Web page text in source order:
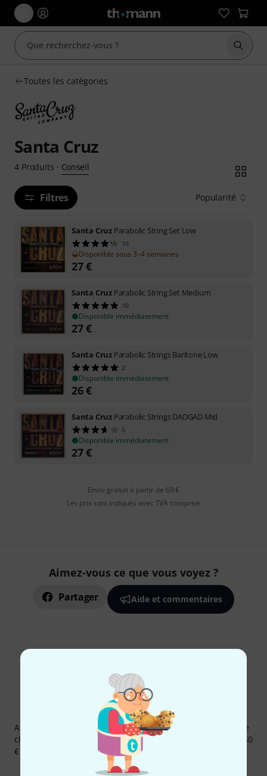
Toutes les catégories
Santa Cruz
4 Produits · Conseil
Filtres Popularité
Santa Cruz Parabolic String Set Low
16
Disponible sous 3–4 semaines
27€
Santa Cruz Parabolic String Set Medium
10
Disponible immédiatement
27€
Santa Cruz Parabolic Strings Baritone Low
2
Disponible immédiatement
26€
Santa Cruz Parabolic Strings DADGAD Mid
5
Disponible immédiatement
27€
Envoi gratuit à partir de 69 €
Les prix sont indiqués avec TVA comprise
Aimez-vous ce que vous voyez ?
Partager Aide et commentaires
Newsletters Thomann
Abonnez-vous à la newsletter Thomann et, avec un peu de
chance, gagnez l'un des 50 bons d'achat d'une valeur de 50
€ chacun!
Articles inspirants
Deals